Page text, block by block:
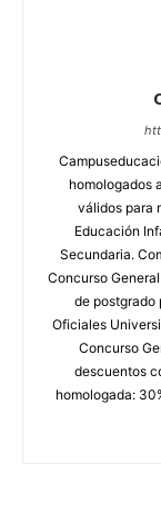
homologados
válidos para
Educación
Secundaria.
Concurso
de postgrado
Oficiales
Concurso
descuentos
homologada: